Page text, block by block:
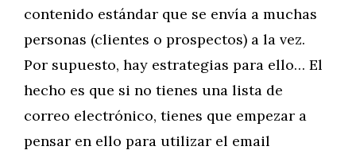
contenido estándar que se envía a muchas
personas (clientes o prospectos) a la vez.
Por supuesto, hay estrategias para ello… El
hecho es que si no tienes una lista de
correo electrónico, tienes que empezar a
pensar en ello para utilizar el email